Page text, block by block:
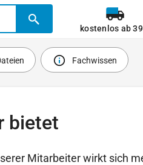
kostenlos ab
Fachwissen
bietet
Mitarbeiter wirkt sich